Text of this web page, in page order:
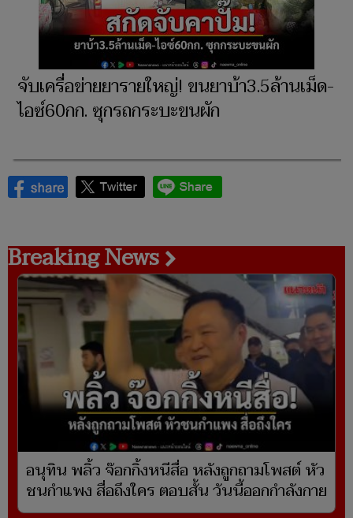
จับเครื่อข่ายยารายใหญ่! ขนยาบ้า3.5ล้านเม็ด-
ไอซ์60กก. ซุกรถกระบะขนผัก
Breaking News
อนุทิน พลิ้ว จ๊อกกิ้งหนีสื่อ หลังถูกถามโพสต์ หัว
ชนกำแพง สื่อถึงใคร ตอบสั้น วันนี้ออกกำลังกาย